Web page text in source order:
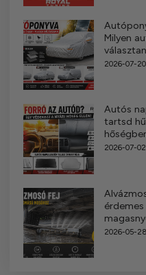
Milyen
2026-07-20
Autós
tartsd
2026-07-02
2026-05-28